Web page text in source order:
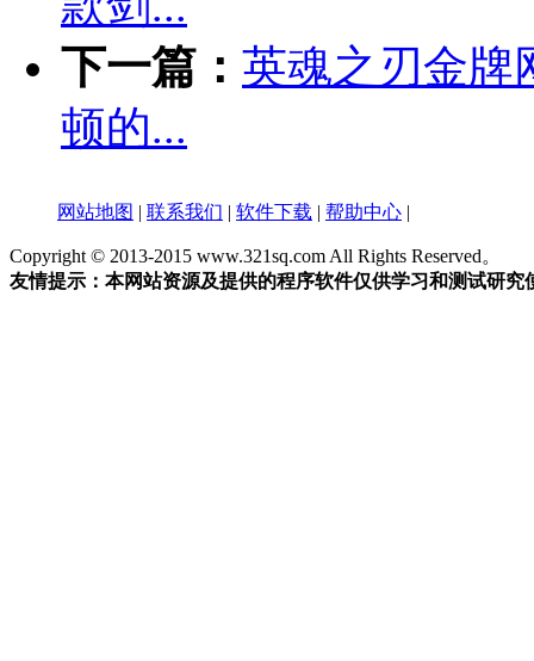
下一篇： 英魂之刃金牌
顿的...
网站地图 | 联系我们 | 软件下载 | 帮助中心 |
Copyright © 2013-2015 www.321sq.com All Rights Reserved。
友情提示：本网站资源及提供的程序软件仅供学习和测试研